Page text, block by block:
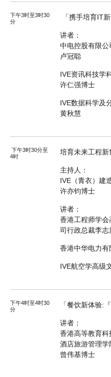
下午3时至3时30
分
「携手培育IT新
讲者：
中电控股有限
卢冠聪
IVE资讯科技学
许仁强博士
IVE数据科学及
黄秋慧
下午3时30分至
4时
培育未来工程新
主持人：
IVE（青衣）建
许亦钧博士
讲者：
香港工程师学
司行政总裁李志
香港中华电力
IVE航空学高级
下午4时至4时30
分
「餐饮新体验:
讲者：
香港高等教育科
酒店旅游管理学
曾伟基博士